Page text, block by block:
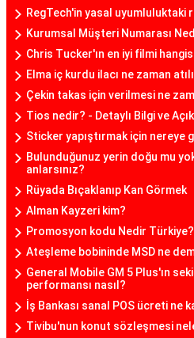
RegTech'in yasal uyumluluktaki
Kurumsal Müşteri Numarası
Chris Tucker'ın en iyi filmi
Elma iç kurdu ilacı ne zaman
Çekin takas için verilmesi ne
Tios nedir? - Detaylı Bilgi ve
Sticker yapıştırmak için nereye
Bulunduğunuz yerin doğu mu
anlarsınız?
Rüyada Bıçaklanıp Kan Görmek
Alman Kayzeri kim?
Promosyon kodu Nedir Türkiye?
Ateşleme bobininde MSD ne
General Mobile GM 5 Plus'ın
performansı nasıl?
İş Bankası sanal POS ücreti ne
Tivibu'nun konut sözleşmesi